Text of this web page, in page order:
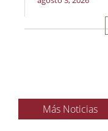
Más Noticias